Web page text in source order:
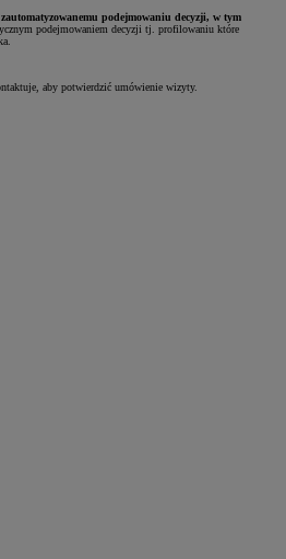
podejmowaniu decyzji, w tym
podejmowaniem decyzji tj. profilowaniu które
aby potwierdzić umówienie wizyty.